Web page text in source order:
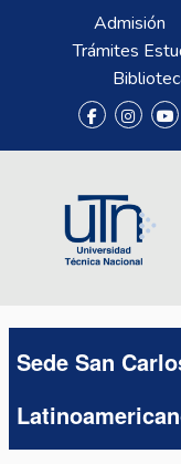
Pasar al contenido
Menú SuperiorAdmisión
Trámites
Sede San